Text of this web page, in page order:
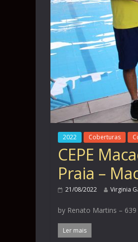
2022 Coberturas
CEPE
Praia –
21/08/2022 Virginia
by Renato Martins –
Ler mais